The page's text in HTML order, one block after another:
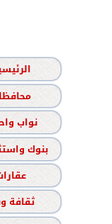
نواب
بنوك
ثقافة